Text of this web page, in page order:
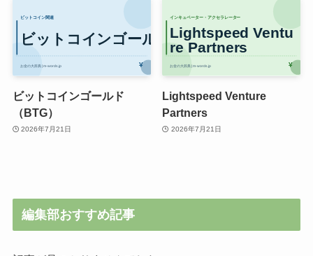
ビットコインゴールド
（BTG）
2026年7月21日
Lightspeed Venture
Partners
2026年7月21日
編集部おすすめ記事